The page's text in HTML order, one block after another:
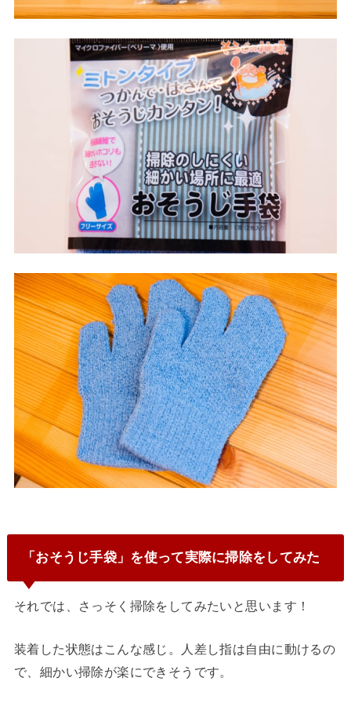
「おそうじ手袋」を使って実際に掃除をしてみた
それでは、さっそく掃除をしてみたいと思います！
装着した状態はこんな感じ。人差し指は自由に動けるの
で、細かい掃除が楽にできそうです。